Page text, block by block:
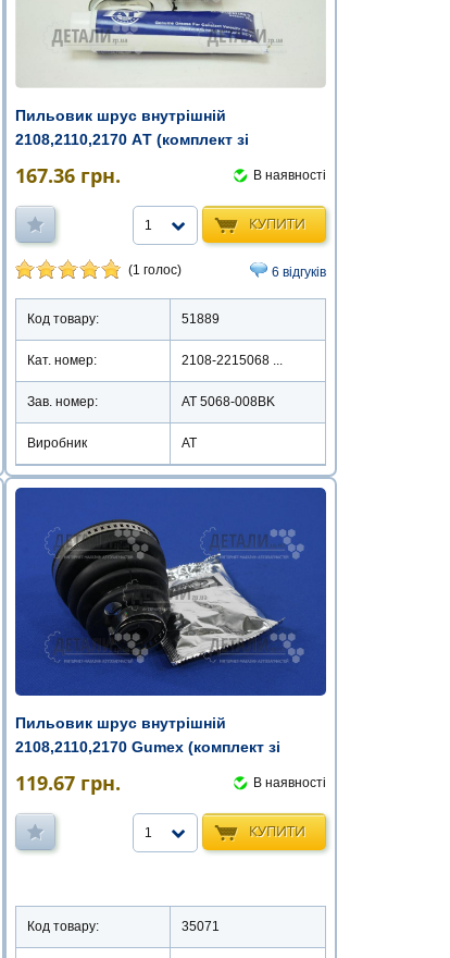
Пильовик шрус внутрішній
2108,2110,2170 AТ (комплект зі
167.36 грн. В наявності
КУПИТИ
1
(1 голос) 6 відгуків
Код товару: 51889
Кат. номер: 2108-2215068 ...
Зав. номер: AT 5068-008BK
Виробник АТ
Пильовик шрус внутрішній
2108,2110,2170 Gumex (комплект зі
119.67 грн. В наявності
КУПИТИ
1
Код товару: 35071